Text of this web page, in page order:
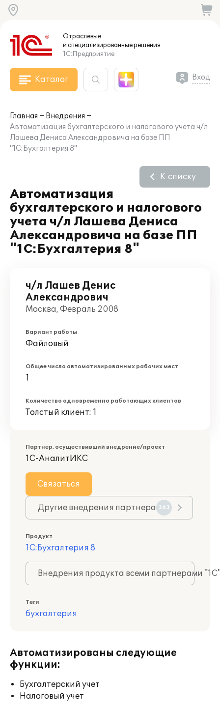
Отраслевые
и специализированныерешения
1С:Предприятие
Каталог Вход
Главная
Внедрения
Автоматизация бухгалтерского и налогового учета ч/л
Лашева Дениса Александровича на базе ПП
"1С:Бухгалтерия 8"
Автоматизация
бухгалтерского и налогового
учета ч/л Лашева Дениса
Александровича на базе ПП
"1С:Бухгалтерия 8"
К списку
ч/л Лашев Денис
Александрович
Москва, Февраль 2008
Вариант работы
Файловый
Общее число автоматизированных рабочих мест
1
Количество одновременно работающих клиентов
Толстый клиент: 1
Партнер, осуществивший внедрение/проект
1С-АналитИКС
Связаться
Другие внедрения партнера 363
Продукт
1С:Бухгалтерия 8
Внедрения продукта всеми партнерами
Теги
бухгалтерия
Автоматизированы следующие
функции:
Бухгалтерский учет
Налоговый учет